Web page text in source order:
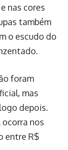
nas cores
também
o escudo do
foram
mas
depois.
nos
entre R$